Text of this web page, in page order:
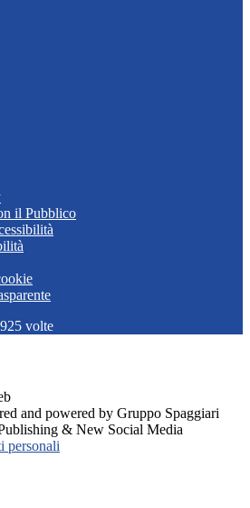
il Pubblico
925 volte
and powered by Gruppo Spaggiari
& New Social Media
personali